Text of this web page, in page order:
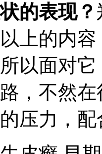
的表现？
上的内
以面对
，不然
压力，